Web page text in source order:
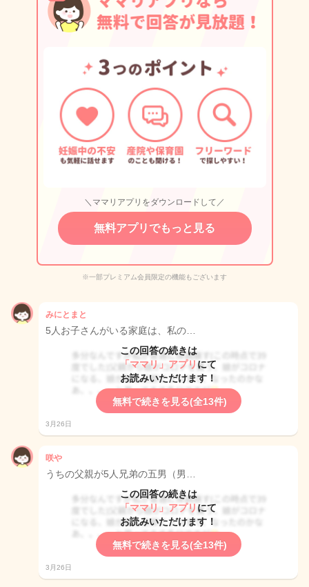
＼ママリアプリをダウンロードして／
無料アプリでもっと見る
※一部プレミアム会員限定の機能もございます
みにとまと
5人お子さんがいる家庭は、私の…
この回答の続きは
「ママリ」アプリ にて
お読みいただけます！
無料で続きを見る(全13件)
3月26日
咲や
うちの父親が5人兄弟の五男（男…
この回答の続きは
「ママリ」アプリ にて
お読みいただけます！
無料で続きを見る(全13件)
3月26日